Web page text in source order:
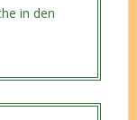
in den